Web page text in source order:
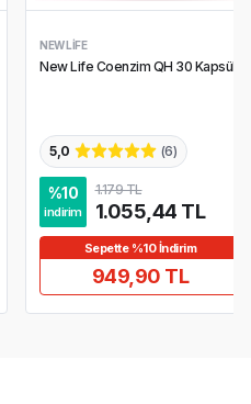
NEW LIFE
New Life Coenzim QH 30 Kapsül
5,0 (6)
%10
indirim
1.179 TL
1.055,44 TL
Sepette %10 İndirim
949,90 TL